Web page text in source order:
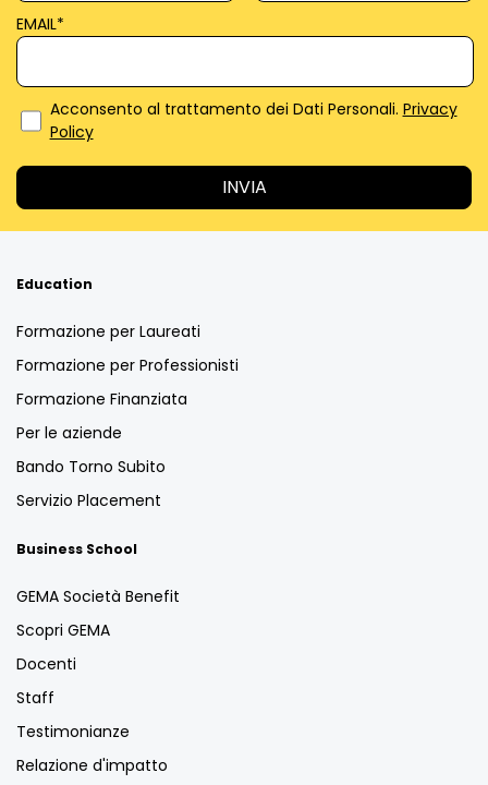
EMAIL*
Acconsento al trattamento dei Dati Personali. Privacy
Policy
Education
Formazione per Laureati
Formazione per Professionisti
Formazione Finanziata
Per le aziende
Bando Torno Subito
Servizio Placement
Business School
GEMA Società Benefit
Scopri GEMA
Docenti
Staff
Testimonianze
Relazione d'impatto